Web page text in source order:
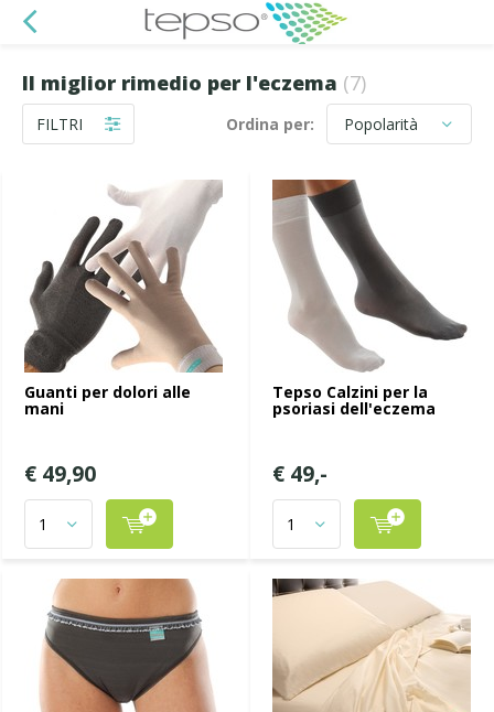
Il miglior rimedio per l'eczema (7)
FILTRI Ordina per:
Guanti per dolori alle
mani
€ 49,90
Tepso Calzini per la
psoriasi dell'eczema
€ 49,-